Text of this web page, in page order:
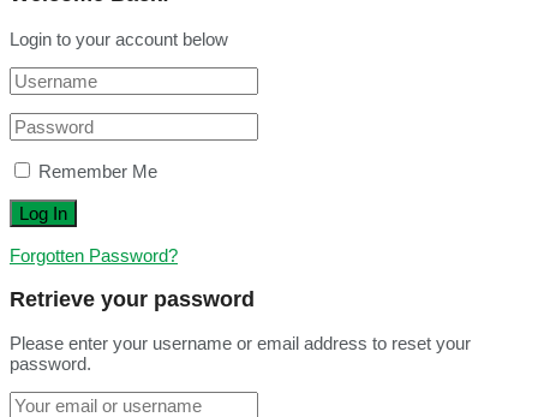
Login to your account below
Remember Me
Forgotten Password?
Retrieve your password
Please enter your username or email address to reset your
password.